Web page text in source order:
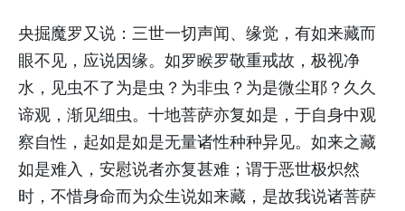
央掘魔罗又说：三世一切声闻、缘觉，有如来藏而
眼不见，应说因缘。如罗睺罗敬重戒故，极视净
水，见虫不了为是虫？为非虫？为是微尘耶？久久
谛观，渐见细虫。十地菩萨亦复如是，于自身中观
察自性，起如是如是无量诸性种种异见。如来之藏
如是难入，安慰说者亦复甚难；谓于恶世极炽然
时，不惜身命而为众生说如来藏，是故我说诸菩萨